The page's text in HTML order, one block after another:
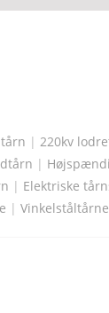
| 220kv
|
| Elektriske
| Vinkelståltårne